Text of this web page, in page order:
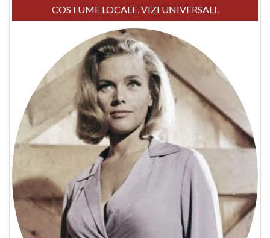
COSTUME LOCALE, VIZI UNIVERSALI.